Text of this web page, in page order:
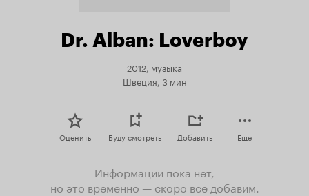
Dr. Alban: Loverboy
2012, музыка
Швеция, 3 мин
Оценить Буду смотреть Добавить Еще
Информации пока нет,
но это временно — скоро все добавим.